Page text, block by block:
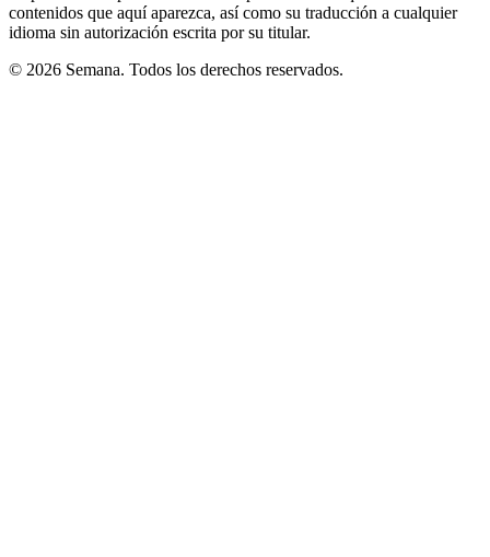
contenidos que aquí aparezca, así como su traducción a cualquier
idioma sin autorización escrita por su titular.
© 2026 Semana. Todos los derechos reservados.